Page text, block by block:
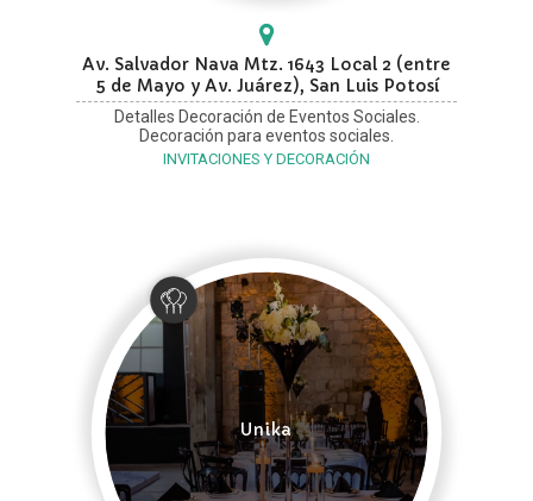
Av. Salvador Nava Mtz. 1643 Local 2 (entre
5 de Mayo y Av. Juárez), San Luis Potosí
Detalles Decoración de Eventos Sociales.
Decoración para eventos sociales.
INVITACIONES Y DECORACIÓN
Unika